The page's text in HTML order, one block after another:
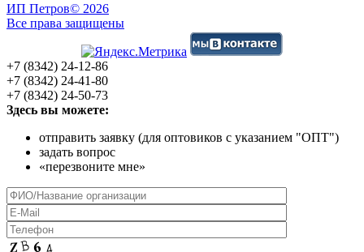
ИП Петров© 2026
Все права защищены
+7 (8342) 24-12-86
+7 (8342) 24-41-80
+7 (8342) 24-50-73
Здесь вы можете:
отправить заявку (для оптовиков с указанием "ОПТ")
задать вопрос
«перезвоните мне»